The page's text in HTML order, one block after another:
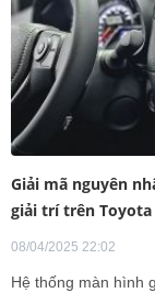
Giải mã nguyên
giải trí trên Toyota
08/04/2025 22:02
Hệ thống màn hình